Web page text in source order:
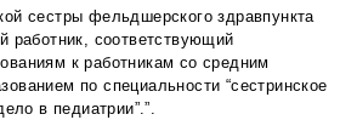
сестры фельдшерского здравпункта
работник, соответствующий
к работникам со средним
по специальности “сестринское
в педиатрии”.”.